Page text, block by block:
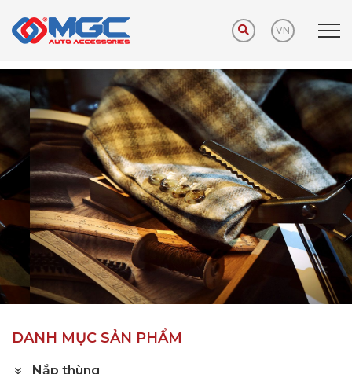
VN
Trang chủ Sản phẩm Phụ kiện khuyến mãi
DANH MỤC SẢN PHẨM
Nắp thùng